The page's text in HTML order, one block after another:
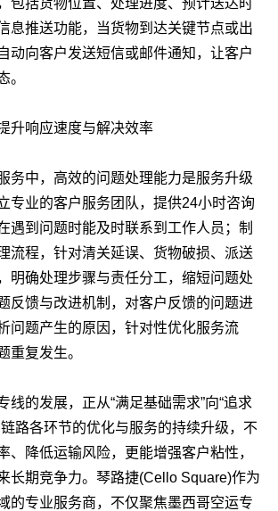
息推送功能，当货物到达关键节点或出
动向客户发送短信或邮件通知，让客户
。
响应速度与解决效率
中，高效的问题处理能力是服务升级
专业的客户服务团队，提供24小时咨询
遇到问题时能及时联系到工作人员；制
流程，针对清关延误、货物破损、派送
明确处理步骤与责任分工，缩短问题处
反馈与改进机制，对客户反馈的问题进
问题产生的原因，针对性优化服务流
重复发生。
的发展，正从“满足基础需求”向“追求
路各环节的优化与服务的持续升级，不
、降低运输风险，更能增强客户粘性，
长期竞争力。琴路捷(Cello Square)作为
的专业服务商，不仅聚焦墨西哥空运专